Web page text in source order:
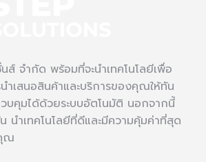
ส์ จำกัด พร้อมที่จะนำเทคโนโลยีเพื่อ
ำเสนอสินค้าและบริการของคุณให้ทัน
บคุมได้ด้วยระบบอัตโนมัติ นอกจากนี้
นำเทคโนโลยีที่ดีและมีความคุ้มค่าที่สุด
ณ